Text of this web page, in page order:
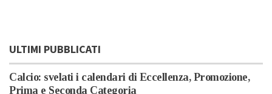
ULTIMI PUBBLICATI
Calcio: svelati i calendari di Eccellenza, Promozione,
Prima e Seconda Categoria